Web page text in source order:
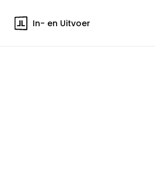
In- en Uitvoer